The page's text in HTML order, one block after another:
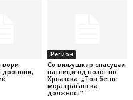
дронови,
Регион
Со виљушкар спасувал
патници од возот во
Хрватска: „Тоа беше
моја граѓанска
должност“